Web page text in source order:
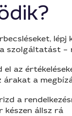
lépj
szolgáltatást –
az
árakat a
a
készen állsz rá